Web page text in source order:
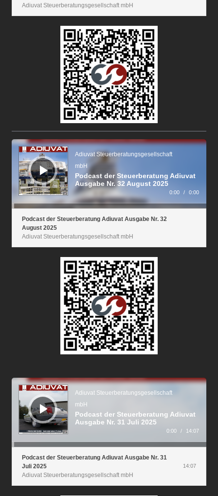
Adiuvat Steuerberatungsgesellschaft mbH
Audio-
Player
Adiuvat Steuerberatungsgesellschaft
mbH
Podcast der Steuerberatung Adiuvat
Ausgabe Nr. 32 August 2025
0:00 / 0:00
Podcast der Steuerberatung Adiuvat Ausgabe Nr. 32
August 2025
Adiuvat Steuerberatungsgesellschaft mbH
Audio-
Player
Adiuvat Steuerberatungsgesellschaft
mbH
Podcast der Steuerberatung Adiuvat
Ausgabe Nr. 31 Juli 2025
0:00 / 14:07
Podcast der Steuerberatung Adiuvat Ausgabe Nr. 31
Juli 2025
Adiuvat Steuerberatungsgesellschaft mbH
14:07